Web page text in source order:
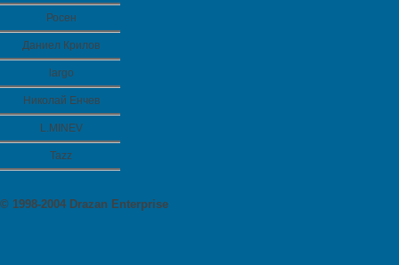
Росен
Даниел Крилов
largo
Николай Енчев
L.MINEV
Tazz
© 1998-2004 Drazan Enterprise